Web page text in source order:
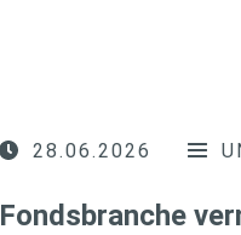
28.06.2026
Fondsbranche